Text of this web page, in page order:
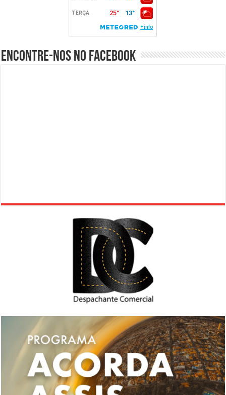
Encontre-nos no Facebook